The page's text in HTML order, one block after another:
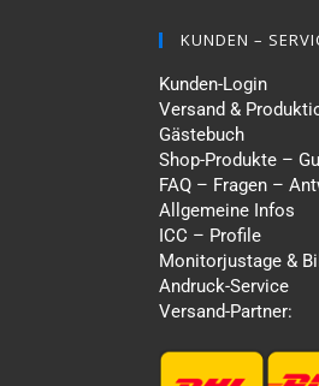
KUNDEN –
Kunden-Login
Versand &
Gästebuch
Shop-Produkte –
FAQ – Fragen –
Allgemeine Infos
ICC – Profile
Monitorjustage &
Andruck-Service
Versand-Partner: